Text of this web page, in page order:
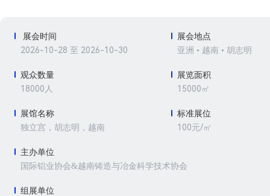
展会时间
2026-10-28 至 2026-10-30
展会地点
亚洲 • 越南 • 胡志明
观众数量
18000人
展览面积
15000㎡
展馆名称
独立宫，胡志明，越南
标准展位
100元/㎡
主办单位
国际铝业协会&越南铸造与冶金科学技术协会
组展单位